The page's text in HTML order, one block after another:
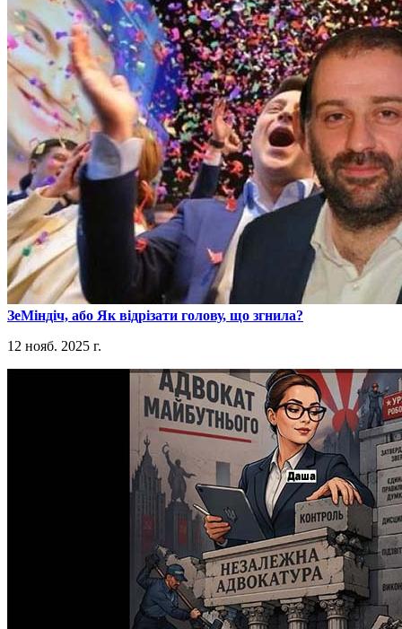
​ЗеМіндіч, або Як відрізати голову, що згнила?
12 нояб. 2025 г.